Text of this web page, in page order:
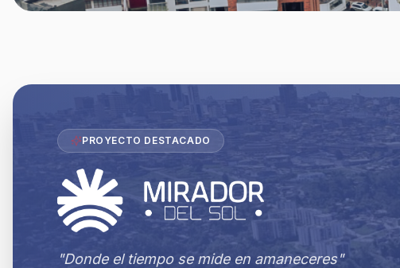
PROYECTO DESTACADO
"Donde el tiempo se mide en amaneceres"